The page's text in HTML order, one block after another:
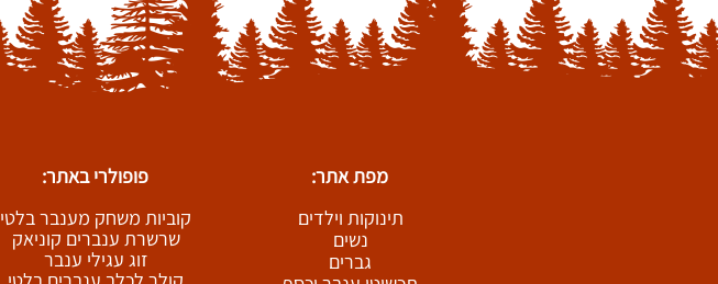
מפת אתר:
פופולרי באתר:
תינוקות וילדים
נשים
גברים
קוביות משחק מענבר בלטי
שרשרת ענברים קוניאק
זוג עגילי ענבר